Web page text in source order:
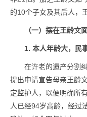
的10个子女及其后人，
（一）摆在王龄文
1. 本人年龄大，民
在许老的遗产分割
提出申请宣告母亲王龄
定监护人，以便明确所
人已经94岁高龄，经过